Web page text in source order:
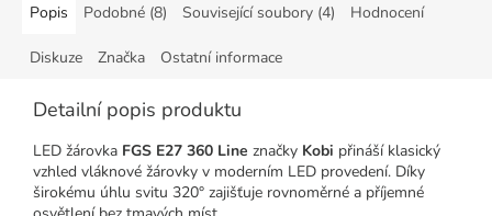
Popis Podobné (8) Související soubory (4) Hodnocení
Diskuze Značka Ostatní informace
Detailní popis produktu
LED žárovka FGS E27 360 Line značky Kobi přináší klasický
vzhled vláknové žárovky v moderním LED provedení. Díky
širokému úhlu svitu 320° zajišťuje rovnoměrné a příjemné